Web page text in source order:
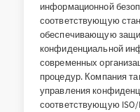
информационной
соответствующую
обеспечивающую
конфиденциальной
современных
процедур. Компания
управления
соответствующую